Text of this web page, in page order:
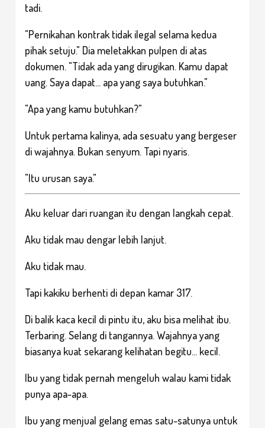
tadi.
"Pernikahan kontrak tidak ilegal selama kedua
pihak setuju." Dia meletakkan pulpen di atas
dokumen. "Tidak ada yang dirugikan. Kamu dapat
uang. Saya dapat... apa yang saya butuhkan."
"Apa yang kamu butuhkan?"
Untuk pertama kalinya, ada sesuatu yang bergeser
di wajahnya. Bukan senyum. Tapi nyaris.
"Itu urusan saya."
Aku keluar dari ruangan itu dengan langkah cepat.
Aku tidak mau dengar lebih lanjut.
Aku tidak mau.
Tapi kakiku berhenti di depan kamar 317.
Di balik kaca kecil di pintu itu, aku bisa melihat ibu.
Terbaring. Selang di tangannya. Wajahnya yang
biasanya kuat sekarang kelihatan begitu... kecil.
Ibu yang tidak pernah mengeluh walau kami tidak
punya apa-apa.
Ibu yang menjual gelang emas satu-satunya untuk